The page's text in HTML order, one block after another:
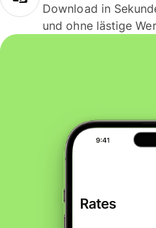
Download in
und ohne lästige